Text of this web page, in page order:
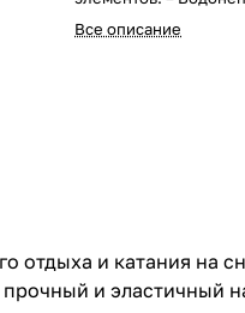
наружный материал
больших передних
комплекте со
Все описание
отдыха и катания на
и эластичный